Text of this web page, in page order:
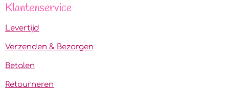
Klantenservice
Levertijd
Verzenden & Bezorgen
Betalen
Retourneren